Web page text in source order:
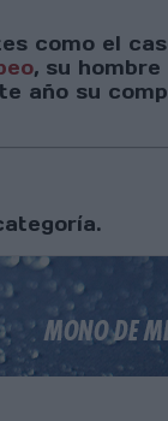
como el
, su
año su